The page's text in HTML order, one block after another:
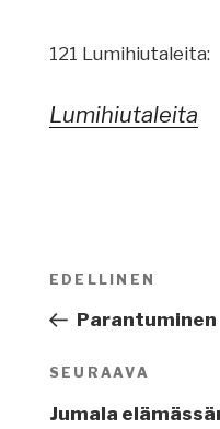
121 Lumihiutaleita:
Lumihiutaleita
Artikkelien
Edellinen
artikkeli
EDELLINEN
Parantuminen
Seuraava
artikkeli
SEURAAVA
Jumala